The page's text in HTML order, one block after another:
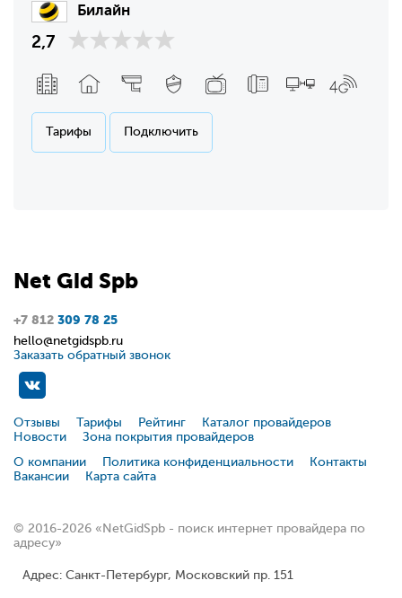
Билайн
2,7
Тарифы Подключить
Net Gid Spb
+7 812 309 78 25
hello@netgidspb.ru
Заказать обратный звонок
Отзывы Тарифы Рейтинг
Каталог провайдеров
Новости
Зона покрытия провайдеров
О компании
Политика конфиденциальности
Контакты
Вакансии
Карта сайта
© 2016-2026 «NetGidSpb - поиск интернет провайдера по
адресу»
Адрес: Санкт-Петербург, Московский пр. 151